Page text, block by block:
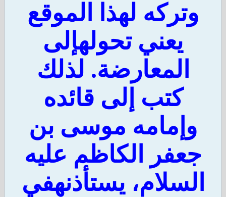
وتركه لهذا الموقع
يعني تحولهإلى
المعارضة. لذلك
كتب إلى قائده
وإمامه موسى بن
الكاظم عليه
يستأذنهفي